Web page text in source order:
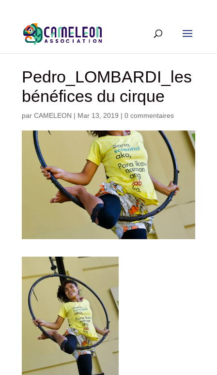
Pedro_LOMBARDI_les
bénéfices du cirque
par CAMELEON | Mar 13, 2019 | 0 commentaires